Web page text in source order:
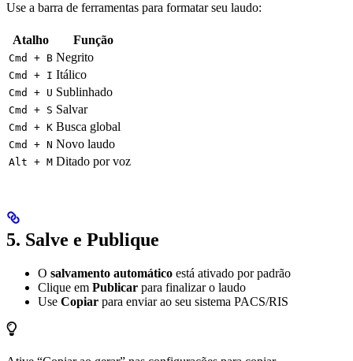
Use a barra de ferramentas para formatar seu laudo:
Atalho Função
Cmd + B Negrito
Cmd + I Itálico
Cmd + U Sublinhado
Cmd + S Salvar
Cmd + K Busca global
Cmd + N Novo laudo
Alt + M Ditado por voz
5. Salve e Publique
O salvamento automático está ativado por padrão
Clique em Publicar para finalizar o laudo
Use Copiar para enviar ao seu sistema PACS/RIS